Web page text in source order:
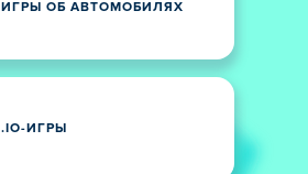
ИГРЫ ОБ АВТОМОБИЛЯХ
.IO-ИГРЫ